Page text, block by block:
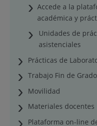
Accede a la
académica y
Unidades de
asistenciales
Prácticas de
Trabajo Fin de Grado
Movilidad
Materiales docentes
Plataforma on-line